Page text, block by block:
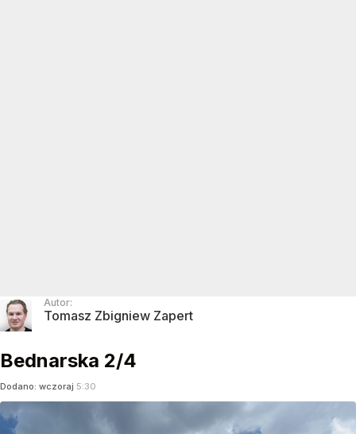
Autor:
Tomasz Zbigniew Zapert
Bednarska 2/4
Dodano: wczoraj 5:30